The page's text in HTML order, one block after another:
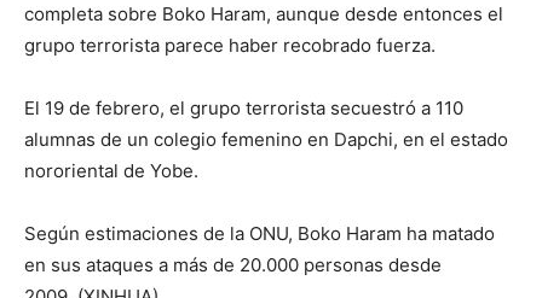
completa sobre Boko Haram, aunque desde entonces el
grupo terrorista parece haber recobrado fuerza.
El 19 de febrero, el grupo terrorista secuestró a 110
alumnas de un colegio femenino en Dapchi, en el estado
nororiental de Yobe.
Según estimaciones de la ONU, Boko Haram ha matado
en sus ataques a más de 20.000 personas desde